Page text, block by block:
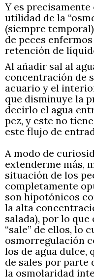
Y es
utilidad de la
(siempre
de peces
retención de
Al añadir sal al
concentración de
acuario y el
que disminuye la
decirlo el agua
pez, y este no
este flujo de
A modo de
extenderme más,
situación de los
completamente
son hipotónicos
la alta
salada), por lo que
“sale” de ellos, lo
osmorregulación
los de agua dulce,
de sales por parte
la osmolaridad